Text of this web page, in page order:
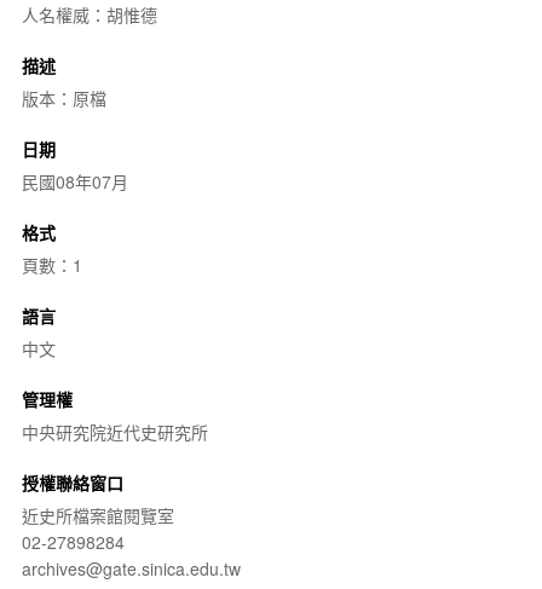
人名權威：胡惟德
描述
版本：原檔
日期
民國08年07月
格式
頁數：1
語言
中文
管理權
中央研究院近代史研究所
授權聯絡窗口
近史所檔案館閱覽室
02-27898284
archives@gate.sinica.edu.tw